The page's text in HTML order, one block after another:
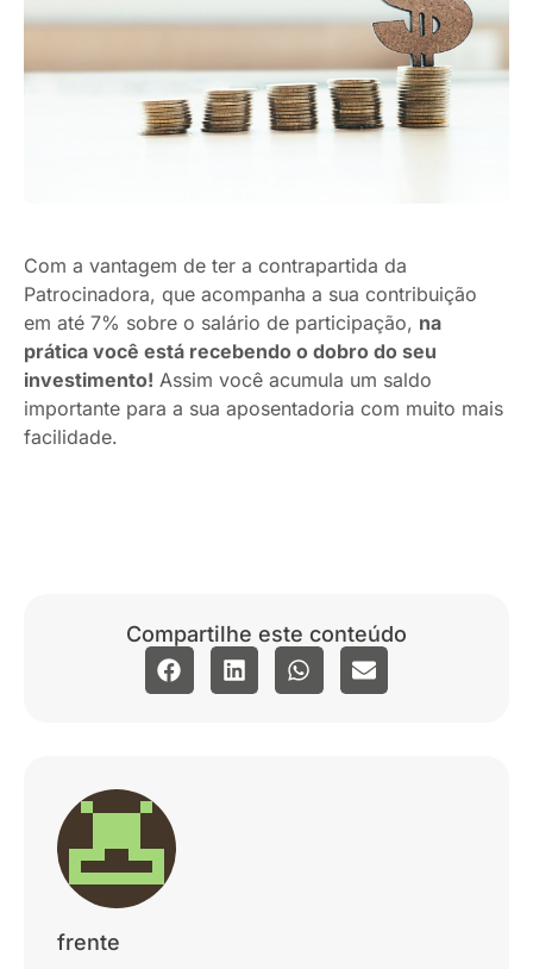
Com a vantagem de ter a contrapartida da
Patrocinadora, que acompanha a sua contribuição
em até 7% sobre o salário de participação, na
prática você está recebendo o dobro do seu
investimento! Assim você acumula um saldo
importante para a sua aposentadoria com muito mais
facilidade.
Compartilhe este conteúdo
frente